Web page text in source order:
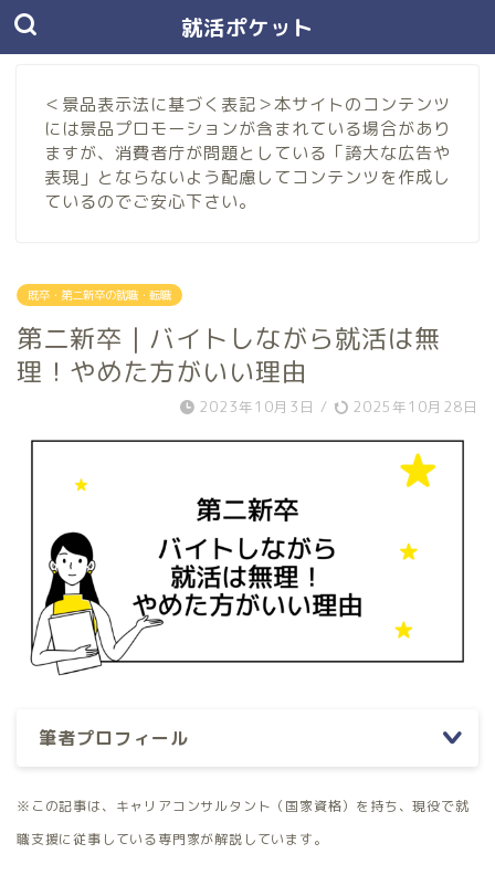
就活ポケット
＜景品表示法に基づく表記＞本サイトのコンテンツ
には景品プロモーションが含まれている場合があり
ますが、消費者庁が問題としている「誇大な広告や
表現」とならないよう配慮してコンテンツを作成し
ているのでご安心下さい。
既卒・第二新卒の就職・転職
第二新卒｜バイトしながら就活は無
理！やめた方がいい理由
2023年10月3日 / 2025年10月28日
筆者プロフィール
※この記事は、キャリアコンサルタント（国家資格）を持ち、現役で就
職支援に従事している専門家が解説しています。